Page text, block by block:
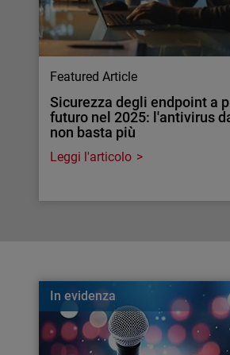
Featured Article
Sicurezza degli endpoint a
futuro nel 2025: l'antivirus
non basta più
Leggi l'articolo
In evidenza